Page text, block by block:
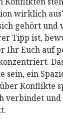
wirklich
gehört und
Tipp ist,
Ihr Euch auf
sein, ein
Konflikte
verbindet